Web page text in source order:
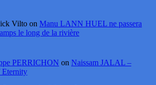
Vilto on Manu LANN HUEL ne passera
le long de la rivière
PERRICHON on Naissam JALAL –
Eternity